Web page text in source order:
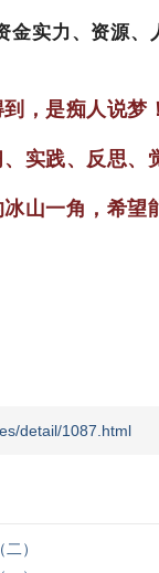
金实力、资源
，是痴人说梦
实践、反思
山一角，希
detail/1087.html
）